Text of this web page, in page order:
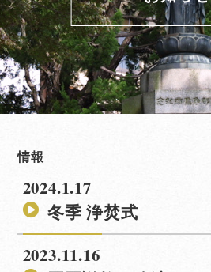
情報
2024.1.17
冬季 浄焚式
2023.11.16